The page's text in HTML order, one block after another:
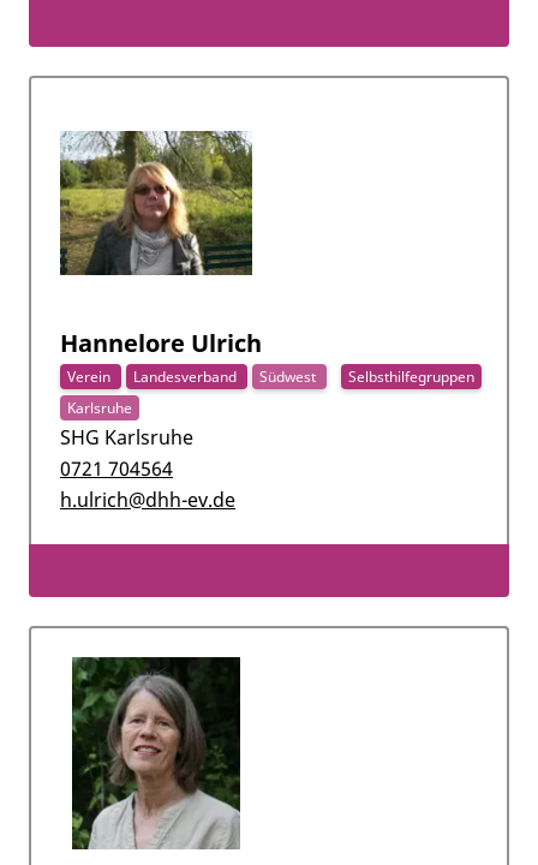
Hannelore Ulrich
Verein Landesverband Südwest
Selbsthilfegruppen
Karlsruhe
SHG Karlsruhe
0721 704564
h.ulrich@dhh-ev.de